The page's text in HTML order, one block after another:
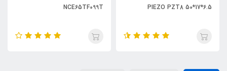
PIEZO PZT8 50*17*6.5
NCE65TF099T